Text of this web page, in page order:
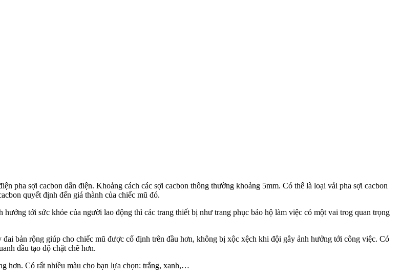
pha sợi cacbon dẫn điện. Khoảng cách các sợi cacbon thông thường khoảng 5mm. Có thể là loại vải pha sợi cacbon
quyết định đến giá thành của chiếc mũ đó.
tới sức khỏe của người lao động thì các trang thiết bị như trang phục bảo hộ làm việc có một vai trog quan trọng
bản rộng giúp cho chiếc mũ được cố định trên đầu hơn, không bị xộc xệch khi đội gây ảnh hưởng tới công việc. Có
đầu tạo độ chặt chẽ hơn.
hơn. Có rất nhiều màu cho bạn lựa chọn: trắng, xanh,…